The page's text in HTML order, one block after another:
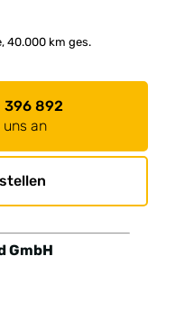
40.000 km ges.
892
uns an
GmbH